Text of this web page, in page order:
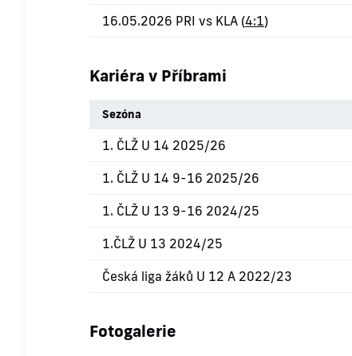
16.05.2026 PRI vs KLA (4:1)
Kariéra v Příbrami
Sezóna
1. ČLŽ U 14 2025/26
1. ČLŽ U 14 9-16 2025/26
1. ČLŽ U 13 9-16 2024/25
1.ČLŽ U 13 2024/25
Česká liga žáků U 12 A 2022/23
Fotogalerie